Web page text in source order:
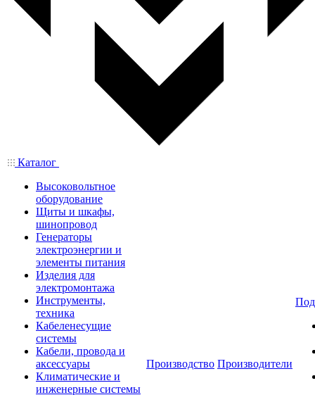
Каталог
Высоковольтное
оборудование
Щиты и шкафы,
шинопровод
Генераторы
электроэнергии и
элементы питания
Изделия для
электромонтажа
Инструменты,
техника
Кабеленесущие
системы
Кабели, провода и
аксессуары
Климатические и
инженерные системы
Производство Производители